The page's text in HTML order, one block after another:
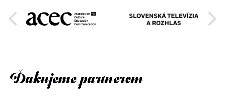
Ďakujeme partnerom